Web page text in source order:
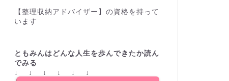
【整理収納アドバイザー】の資格を持って
います
ともみんはどんな人生を歩んできたか読ん
でみる
↓ ↓ ↓ ↓ ↓ ↓